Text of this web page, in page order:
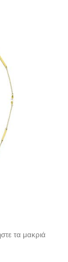
τα μακριά